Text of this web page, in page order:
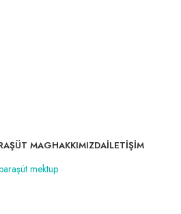
kargo bedava!
MAGHAKKIMIZDAİLETIŞIM
mektup